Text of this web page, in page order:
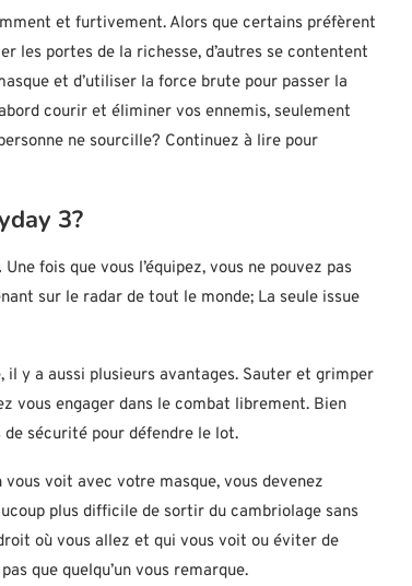
et furtivement. Alors que certains préfèrent
les portes de la richesse, d’autres se contentent
et d’utiliser la force brute pour passer la
courir et éliminer vos ennemis, seulement
ne sourcille? Continuez à lire pour
3?
Une fois que vous l’équipez, vous ne pouvez pas
sur le radar de tout le monde; La seule issue
y a aussi plusieurs avantages. Sauter et grimper
vous engager dans le combat librement. Bien
sécurité pour défendre le lot.
voit avec votre masque, vous devenez
plus difficile de sortir du cambriolage sans
où vous allez et qui vous voit ou éviter de
que quelqu’un vous remarque.